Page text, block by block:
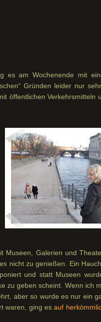
es am Wochenende mit
Gründen leider nur
öffentlichen Verkehrsmitteln
Museen, Galerien und
nicht zu genießen. Ein
und statt Museen
zu geben scheint. Wenn ich
aber so wurde es nur ein
waren, ging esauf